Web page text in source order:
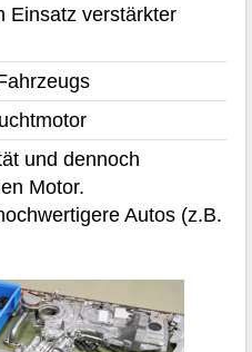
Einsatz verstärkter
und dennoch
Motor.
Autos (z.B.